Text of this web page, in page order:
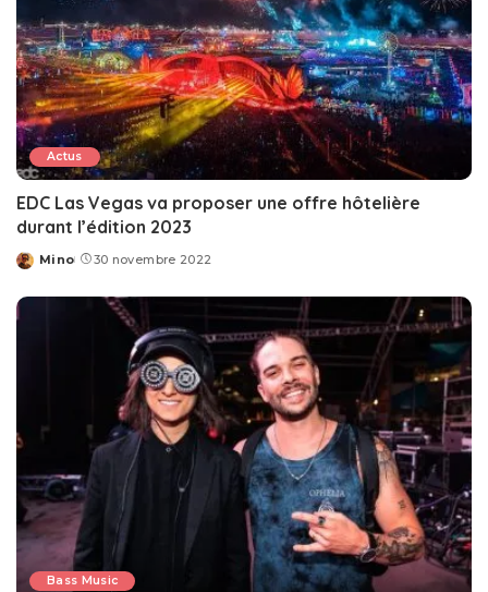
Actus
EDC Las Vegas va proposer une offre hôtelière
durant l’édition 2023
Posted
Mino 30 novembre 2022
Bass Music